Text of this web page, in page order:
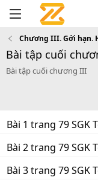
Chương III. Gới hạn.
Bài tập cuối
Bài tập cuối chương III
Bài 1 trang 79 SGK
Bài 2 trang 79 SGK
Bài 3 trang 79 SGK